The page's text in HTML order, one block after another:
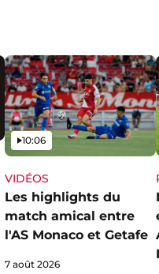
VIDÉOS
Les highlights du
match amical entre
l'AS Monaco et Getafe
Vidéo
10:06
7 août 2026